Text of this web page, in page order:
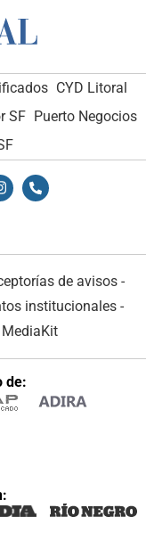
CYD Litoral
SF Puerto Negocios
de avisos -
institucionales -
MediaKit
de: